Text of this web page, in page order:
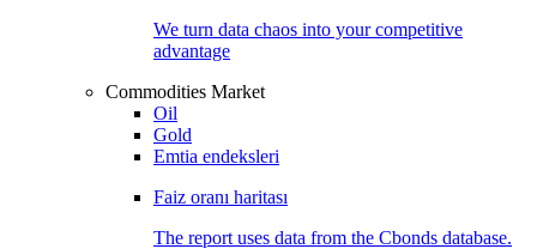
We turn data chaos into your competitive
advantage
Commodities Market
Oil
Gold
Emtia endeksleri
Faiz oranı haritası
The report uses data from the Cbonds database.